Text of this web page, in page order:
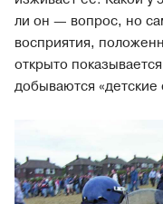
ли он — вопрос, но
восприятия,
открыто
добываются «детские